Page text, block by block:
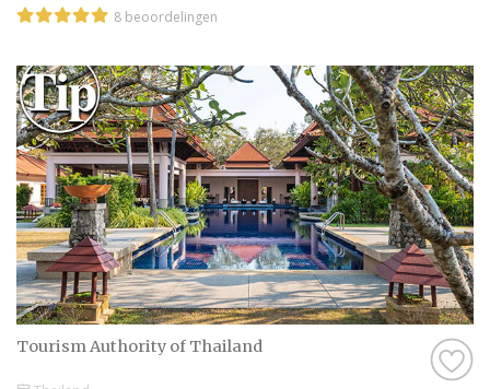
8 beoordelingen
Tourism Authority of Thailand